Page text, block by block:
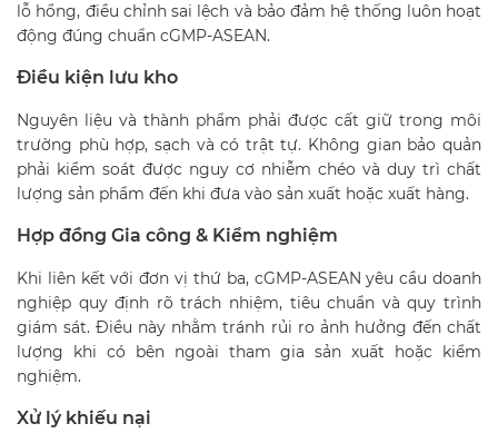
lỗ hổng, điều chỉnh sai lệch và bảo đảm hệ thống luôn hoạt
động đúng chuẩn cGMP-ASEAN.
Điều kiện lưu kho
Nguyên liệu và thành phẩm phải được cất giữ trong môi
trường phù hợp, sạch và có trật tự. Không gian bảo quản
phải kiểm soát được nguy cơ nhiễm chéo và duy trì chất
lượng sản phẩm đến khi đưa vào sản xuất hoặc xuất hàng.
Hợp đồng Gia công & Kiểm nghiệm
Khi liên kết với đơn vị thứ ba, cGMP-ASEAN yêu cầu doanh
nghiệp quy định rõ trách nhiệm, tiêu chuẩn và quy trình
giám sát. Điều này nhằm tránh rủi ro ảnh hưởng đến chất
lượng khi có bên ngoài tham gia sản xuất hoặc kiểm
nghiệm.
Xử lý khiếu nại